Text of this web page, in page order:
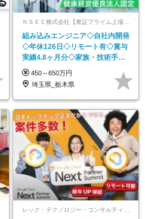
ＮＳＥＣ株式会社【東証プライム上場の日本信号グループ】
組み込みエンジニア◇自社内開発
◇年休126日◇リモート有◇賞与
実績4.8ヶ月分◇家族・技術手当
有◇プライム上場
450～650万円
埼玉県_栃木県
レック・テクノロジー・コンサルティング株式会社